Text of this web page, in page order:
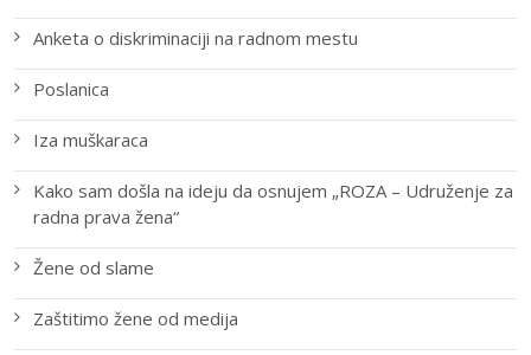
Anketa o diskriminaciji na radnom mestu
Poslanica
Iza muškaraca
Kako sam došla na ideju da osnujem „ROZA – Udruženje za
radna prava žena“
Žene od slame
Zaštitimo žene od medija